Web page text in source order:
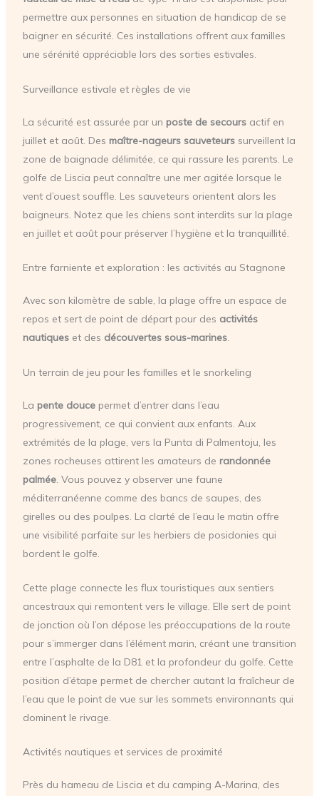
permettre aux personnes en situation de handicap de se
baigner en sécurité. Ces installations offrent aux familles
une sérénité appréciable lors des sorties estivales.
Surveillance estivale et règles de vie
La sécurité est assurée par un poste de secoursactif en
juillet et août. Des maître-nageurs sauveteurssurveillent la
zone de baignade délimitée, ce qui rassure les parents. Le
golfe de Liscia peut connaître une mer agitée lorsque le
vent d’ouest souffle. Les sauveteurs orientent alors les
baigneurs. Notez que les chiens sont interdits sur la plage
en juillet et août pour préserver l’hygiène et la tranquillité.
Entre farniente et exploration : les activités au Stagnone
Avec son kilomètre de sable, la plage offre un espace de
repos et sert de point de départ pour des activités
nautiqueset des découvertes sous-marines.
Un terrain de jeu pour les familles et le snorkeling
La pente doucepermet d’entrer dans l’eau
progressivement, ce qui convient aux enfants. Aux
extrémités de la plage, vers la Punta di Palmentoju, les
zones rocheuses attirent les amateurs de randonnée
palmée. Vous pouvez y observer une faune
méditerranéenne comme des bancs de saupes, des
girelles ou des poulpes. La clarté de l’eau le matin offre
une visibilité parfaite sur les herbiers de posidonies qui
bordent le golfe.
Cette plage connecte les flux touristiques aux sentiers
ancestraux qui remontent vers le village. Elle sert de point
de jonction où l’on dépose les préoccupations de la route
pour s’immerger dans l’élément marin, créant une transition
entre l’asphalte de la D81 et la profondeur du golfe. Cette
position d’étape permet de chercher autant la fraîcheur de
l’eau que le point de vue sur les sommets environnants qui
dominent le rivage.
Activités nautiques et services de proximité
Près du hameau de Liscia et du camping A-Marina, des